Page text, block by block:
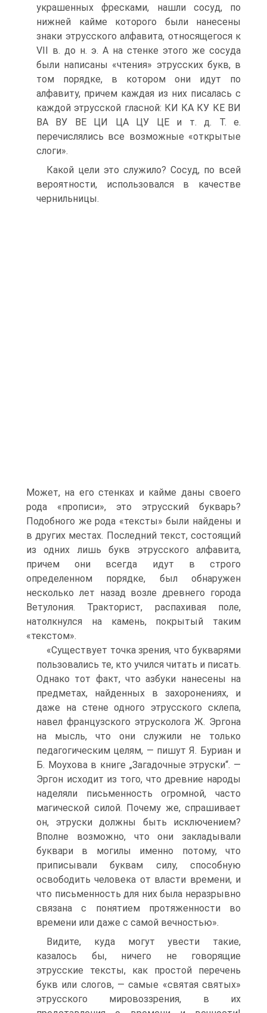
украшенных фресками, нашли сосуд, по
нижней кайме которого были нанесены
знаки этрусского алфавита, относящегося к
VII в. до н. э. А на стенке этого же сосуда
были написаны «чтения» этрусских букв, в
том порядке, в котором они идут по
алфавиту, причем каждая из них писалась с
каждой этрусской гласной: КИ КА КУ КЕ ВИ
ВА ВУ ВЕ ЦИ ЦА ЦУ ЦЕ и т. д. Т. е.
перечислялись все возможные «открытые
слоги».
Какой цели это служило? Сосуд, по всей
вероятности, использовался в качестве
чернильницы.
Может, на его стенках и кайме даны своего
рода «прописи», это этрусский букварь?
Подобного же рода «тексты» были найдены и
в других местах. Последний текст, состоящий
из одних лишь букв этрусского алфавита,
причем они всегда идут в строго
определенном порядке, был обнаружен
несколько лет назад возле древнего города
Ветулония. Тракторист, распахивая поле,
натолкнулся на камень, покрытый таким
«текстом».
«Существует точка зрения, что букварями
пользовались те, кто учился читать и писать.
Однако тот факт, что азбуки нанесены на
предметах, найденных в захоронениях, и
даже на стене одного этрусского склепа,
навел французского этрусколога Ж. Эргона
на мысль, что они служили не только
педагогическим целям, — пишут Я. Буриан и
Б. Моухова в книге „Загадочные этруски“. —
Эргон исходит из того, что древние народы
наделяли письменность огромной, часто
магической силой. Почему же, спрашивает
он, этруски должны быть исключением?
Вполне возможно, что они закладывали
буквари в могилы именно потому, что
приписывали буквам силу, способную
освободить человека от власти времени, и
что письменность для них была неразрывно
связана с понятием протяженности во
времени или даже с самой вечностью».
Видите, куда могут увести такие,
казалось бы, ничего не говорящие
этрусские тексты, как простой перечень
букв или слогов, — самые «святая святых»
этрусского мировоззрения, в их